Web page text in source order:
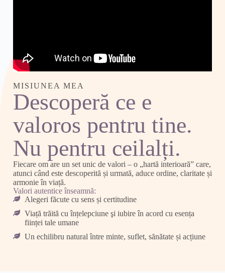
MISIUNEA MEA
Descoperă ce e
valoros pentru tine.
Nu pentru ceilalți.
Fiecare om are un set unic de valori – o „hartă interioară” care,
atunci când este descoperită și urmată, aduce ordine, claritate și
armonie în viață.
Valori autentice înseamnă:
Alegeri făcute cu sens și certitudine
Viață trăită cu înțelepciune şi iubire în acord cu esența
ființei tale umane
Un echilibru natural între minte, suflet, sănătate și acțiune